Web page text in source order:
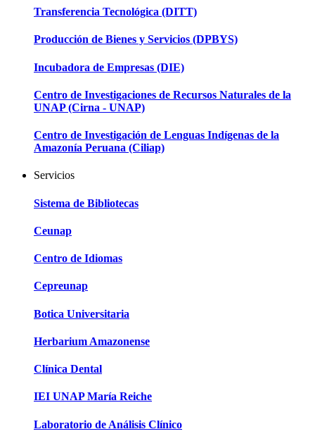
Transferencia Tecnológica (DITT)
Producción de Bienes y Servicios (DPBYS)
Incubadora de Empresas (DIE)
Centro de Investigaciones de Recursos Naturales de la
UNAP (Cirna - UNAP)
Centro de Investigación de Lenguas Indígenas de la
Amazonía Peruana (Ciliap)
Servicios
Sistema de Bibliotecas
Ceunap
Centro de Idiomas
Cepreunap
Botica Universitaria
Herbarium Amazonense
Clínica Dental
IEI UNAP María Reiche
Laboratorio de Análisis Clínico